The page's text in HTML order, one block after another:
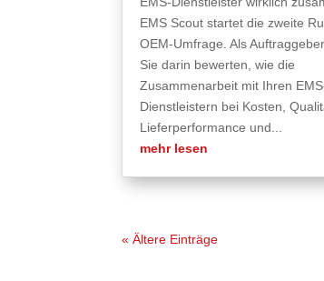
EMS Scout startet die zweite
OEM-Umfrage. Als
Sie darin bewerten, wie die
Zusammenarbeit mit Ihren
Dienstleistern bei Kosten,
Lieferperformance und...
mehr lesen
« Ältere Einträge